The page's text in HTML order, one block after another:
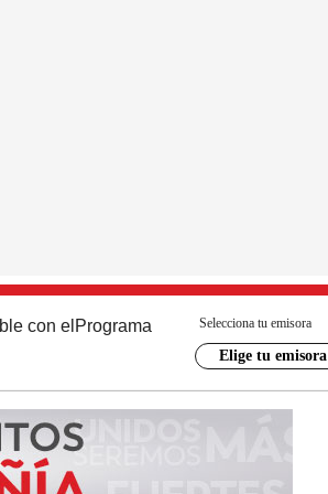
con el Programa Selecciona tu emisora
Elige tu emisora